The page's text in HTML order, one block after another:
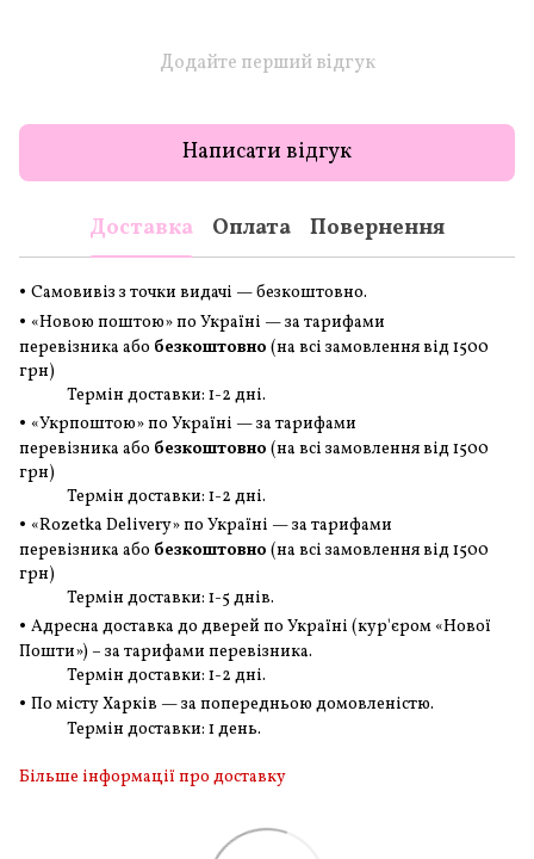
Додайте перший відгук
Написати відгук
Доставка Оплата Повернення
• Самовивіз з точки видачі — безкоштовно.
• «Новою поштою» по Україні — за тарифами
перевізника або безкоштовно (на всі замовленнявід 1500
грн)
Термін доставки: 1-2 дні.
• «Укрпоштою» по Україні — за тарифами
перевізника або безкоштовно (на всі замовленнявід 1500
грн)
Термін доставки: 1-2 дні.
• «Rozetka Delivery» по Україні — за тарифами
перевізника або безкоштовно (на всі замовленнявід 1500
грн)
Термін доставки: 1-5 днів.
• Адресна доставка до дверей по Україні (кур'єром «Нової
Пошти») – за тарифами перевізника.
Термін доставки: 1-2 дні.
• По місту Харків — за попередньою домовленістю.
Термін доставки: 1 день.
Більше інформації про доставку